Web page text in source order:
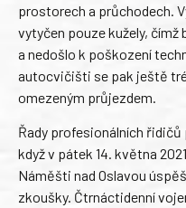
prostorech a průchodech.
vytyčen pouze kužely,
a nedošlo k poškození
autocvičišti se pak ještě
omezeným průjezdem.
Řady profesionálních
když v pátek 14. května
Náměšti nad Oslavou
zkoušky. Čtrnáctidenní